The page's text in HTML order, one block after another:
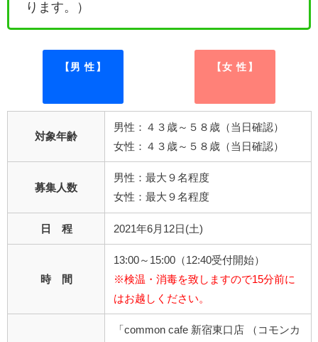
ります。）
【男 性】 【女 性】
対象年齢
男性：４３歳～５８歳（当日確認）
女性：４３歳～５８歳（当日確認）
募集人数
男性：最大９名程度
女性：最大９名程度
日 程 2021年6月12日(土)
時 間
13:00～15:00（12:40受付開始）
※検温・消毒を致しますので15分前に
はお越しください。
「common cafe 新宿東口店 （コモンカ